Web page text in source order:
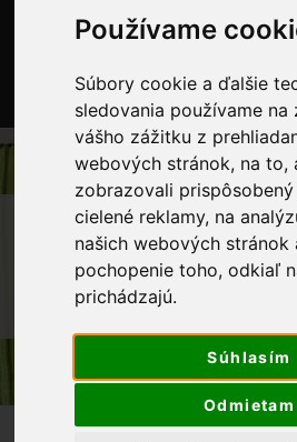
Používame
Súbory cookie a ďalšie
sledovania používame na
vášho zážitku z
webových stránok, na to,
zobrazovali prispôsobený
cielené reklamy, na
našich webových stránok
pochopenie toho, odkiaľ
prichádzajú.
Súhlasím
Odmietam
0
OBCHOD
BAVLNENÉ
BAVLNENÁ LÁTKA